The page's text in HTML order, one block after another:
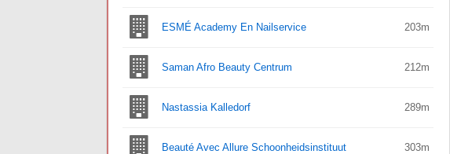
ESMÉ Academy En Nailservice 203m
Saman Afro Beauty Centrum 212m
Nastassia Kalledorf 289m
Beauté Avec Allure Schoonheidsinstituut 303m